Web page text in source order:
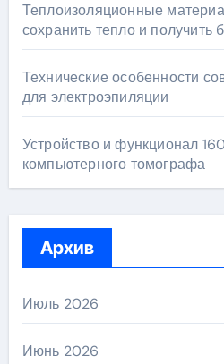
Теплоизоляционные
сохранить тепло и получить
Технические особенности
для электроэпиляции
Устройство и функционал
компьютерного томографа
Архив
Июль 2026
Июнь 2026